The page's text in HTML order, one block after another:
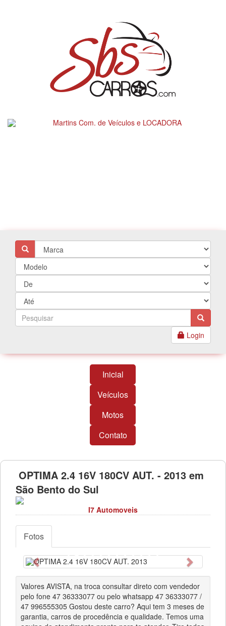
Login
Inicial
Veículos
Motos
Contato
OPTIMA 2.4 16V 180CV AUT. - 2013 em
São Bento do Sul
I7 Automoveis
Fotos
Anterior Próximo
Valores AVISTA, na troca consultar direto com vendedor
pelo fone 47 36333077 ou pelo whatsapp 47 36333077 /
47 996555305 Gostou deste carro? Aqui tem 3 meses de
garantia, carros de procedência e qualidade. Temos uma